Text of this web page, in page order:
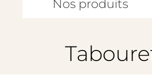
Nos produits